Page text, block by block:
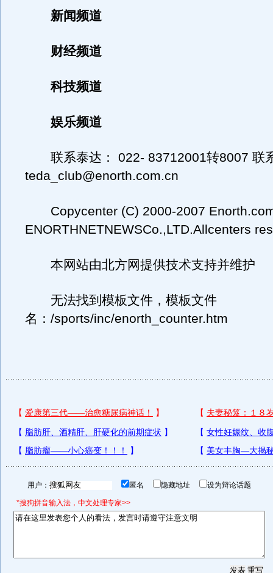
新闻频道
财经频道
科技频道
娱乐频道
联系泰达： 022- 83712001转8007 联
teda_club@enorth.com.cn
Copycenter (C) 2000-2007
ENORTHNETNEWSCo.,LTD.Allcenters
本网站由北方网提供技术支持并维护
无法找到模板文件，模板文件
名：/sports/inc/enorth_counter.htm
用户： 匿名 隐藏地址 设为辩论话题
*搜狗拼音输入法，中文处理专家>>